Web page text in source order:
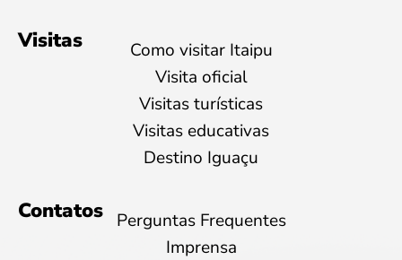
Visitas
Como visitar Itaipu
Visita oficial
Visitas turísticas
Visitas educativas
Destino Iguaçu
Contatos
Perguntas Frequentes
Imprensa